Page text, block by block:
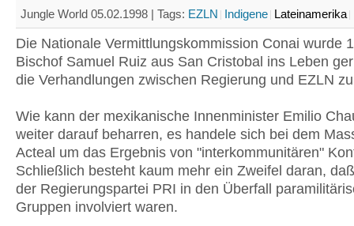
Jungle World 05.02.1998 | Tags: EZLN Indigene Lateinamerika
Die Nationale Vermittlungskommission Conai wurde
Bischof Samuel Ruiz aus San Cristobal ins Leben
die Verhandlungen zwischen Regierung und EZLN
Wie kann der mexikanische Innenminister Emilio
weiter darauf beharren, es handele sich bei dem
Acteal um das Ergebnis von "interkommunitären"
Schließlich besteht kaum mehr ein Zweifel daran,
der Regierungspartei PRI in den Überfall
Gruppen involviert waren.